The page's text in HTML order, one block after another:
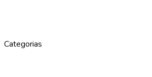
Categorias